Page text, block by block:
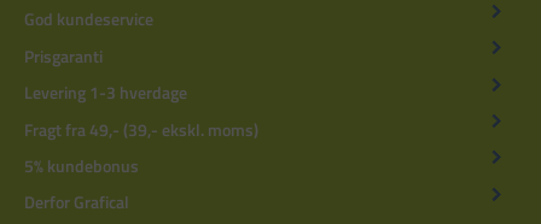
God kundeservice
Prisgaranti
Levering 1-3 hverdage
Fragt fra 49,- (39,- ekskl. moms)
5% kundebonus
Derfor Grafical